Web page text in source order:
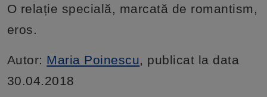
O relație specială, marcată de romantism,
eros.
Autor: Maria Poinescu, publicat la data
30.04.2018